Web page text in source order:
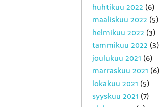
huhtikuu 2022 (6)
maaliskuu 2022 (5)
helmikuu 2022 (3)
tammikuu 2022 (3)
joulukuu 2021 (6)
marraskuu 2021 (6)
lokakuu 2021 (5)
syyskuu 2021 (7)